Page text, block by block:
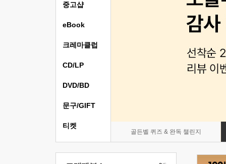
골든벨 퀴즈 & 완독 챌린지
중고샵
eBook
크레마클럽
CD/LP
DVD/BD
문구/GIFT
티켓